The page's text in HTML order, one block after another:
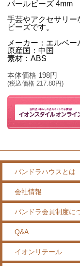
パールビーズ 4mm
手芸やアクセサリー
ビーズです。
メーカー：エルベー
原産国：中国
素材：ABS
本体価格 198円
(税込価格 217.80円)
パンドラハウスとは
会社情報
パンドラ会員制度に
Q&A
イオンリテール